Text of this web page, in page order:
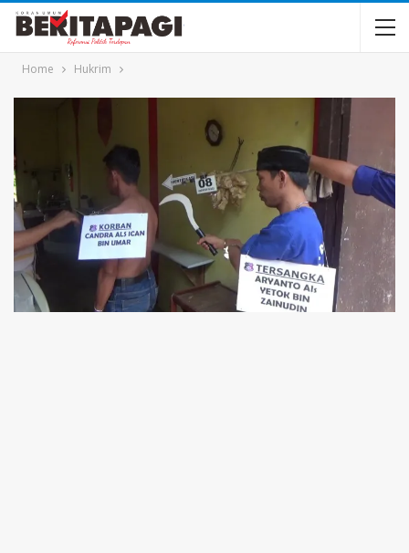
Home Hukrim